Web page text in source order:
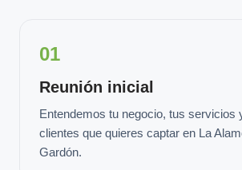
01
Reunión inicial
Entendemos tu negocio, tus servicios
clientes que quieres captar en La
Gardón.